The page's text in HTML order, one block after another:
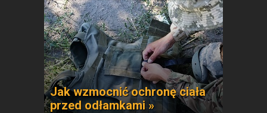
Jak wzmocnić ochronę ciała
przed odłamkami »